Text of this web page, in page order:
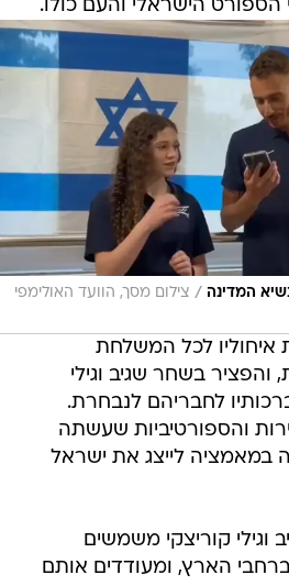
הספורט הישראלי והעם כולו.
המדינה / צילום מסך, הוועד האולימפי
לכל המשלחת
והפציר בשחר שגיב וגילי
לחבריהם לנבחרת.
והספורטיביות שעשתה
במאמציה לייצג את ישראל
וגילי קוריצקי משמשים
הארץ, ומעודדים אותם